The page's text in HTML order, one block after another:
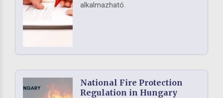
alkalmazható.
National Fire Protection
Regulation in Hungary